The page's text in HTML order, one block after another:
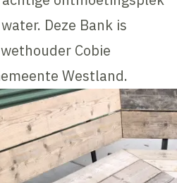
Deze Bank is
Cobie
Westland.